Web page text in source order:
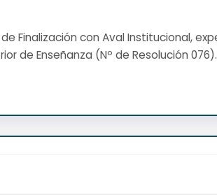
Finalización con Aval Institucional,
de Enseñanza (Nº de Resolución 076).